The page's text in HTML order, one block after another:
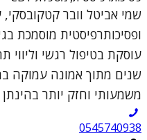
שנים מתוך אמונה עמוקה
משמעותי וחזק יותר
0545740938